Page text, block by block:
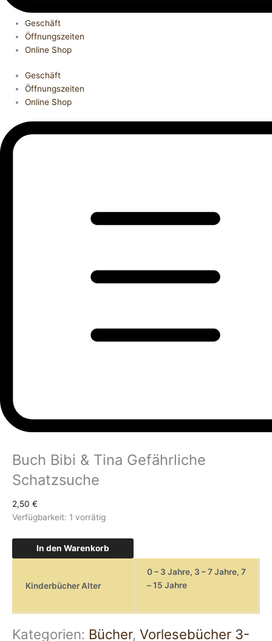
Geschäft
Öffnungszeiten
Online Shop
Geschäft
Öffnungszeiten
Online Shop
Buch Bibi & Tina Gefährliche
Schatzsuche
2,50 €
Verfügbarkeit: 1 vorrätig
In den Warenkorb
Kinderbücher Alter
0 – 3 Jahre, 3 – 7 Jahre, 7
– 15 Jahre
Kategorien: Bücher, Vorlesebücher 3-